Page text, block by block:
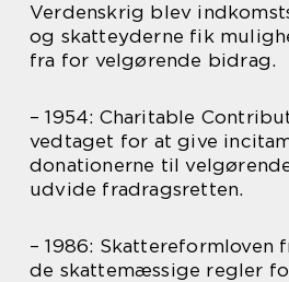
Verdenskrig blev
og skatteyderne fik
fra for velgørende bidrag.
– 1954: Charitable
vedtaget for at give
donationerne til
udvide fradragsretten.
– 1986: Skattereformloven
de skattemæssige regler